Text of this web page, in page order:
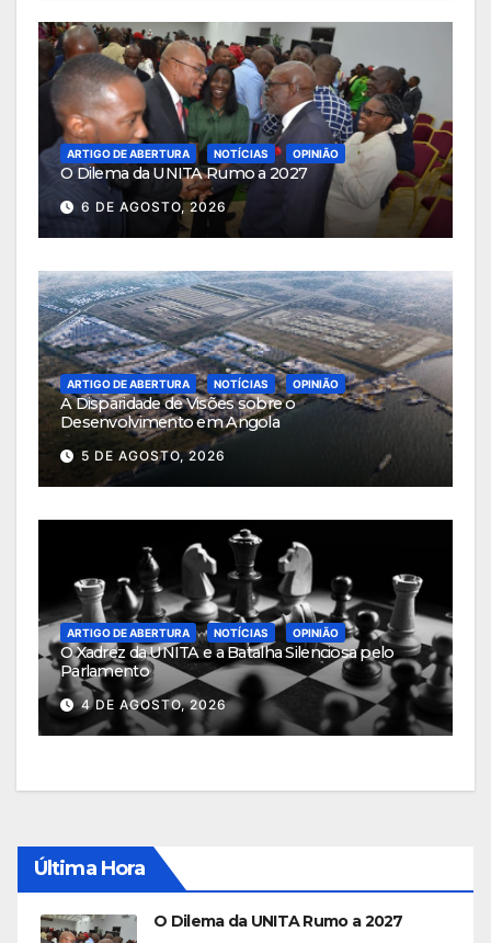
ARTIGO DE ABERTURA NOTÍCIAS OPINIÃO
O Dilema da UNITA Rumo a 2027
6 DE AGOSTO, 2026
ARTIGO DE ABERTURA NOTÍCIAS OPINIÃO
A Disparidade de Visões sobre o
Desenvolvimento em Angola
5 DE AGOSTO, 2026
ARTIGO DE ABERTURA NOTÍCIAS OPINIÃO
O Xadrez da UNITA e a Batalha Silenciosa pelo
Parlamento
4 DE AGOSTO, 2026
Última Hora
O Dilema da UNITA Rumo a 2027